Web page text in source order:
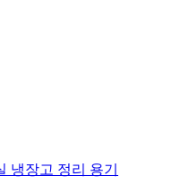
냉장고 정리 용기